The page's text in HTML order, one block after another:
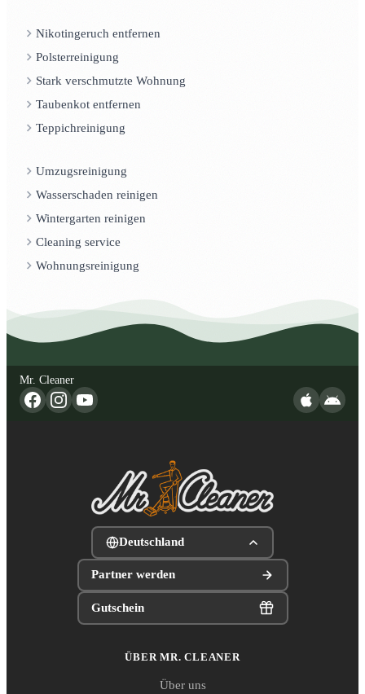
Nikotingeruch entfernen
Polsterreinigung
Stark verschmutzte Wohnung
Taubenkot entfernen
Teppichreinigung
Umzugsreinigung
Wasserschaden reinigen
Wintergarten reinigen
Cleaning service
Wohnungsreinigung
Mr. Cleaner
Deutschland
Partner werden
Gutschein
ÜBER MR. CLEANER
Über uns